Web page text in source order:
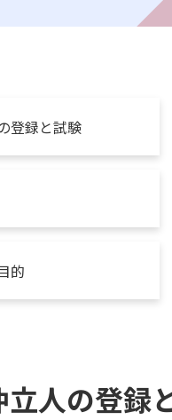
登録と試験
的
人の登録